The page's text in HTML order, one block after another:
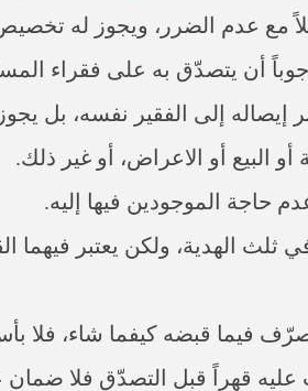
مع عدم الضرر، ويجوز له
أن يتصدّق به على فقراء
إيصاله إلى الفقير نفسه، بل
البيع أو الاعراض، أو غير ذلك.
حاجة الموجودين فيها إليه.
ثلث الهدية، ولكن يعتبر
فيما قبضه كيفما شاء، فلا
قهراً قبل التصدّق فلا ضمان